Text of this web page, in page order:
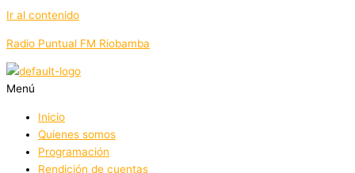
Ir al contenido
Radio Puntual FM Riobamba
Menú
Inicio
Quienes somos
Programación
Rendición de cuentas